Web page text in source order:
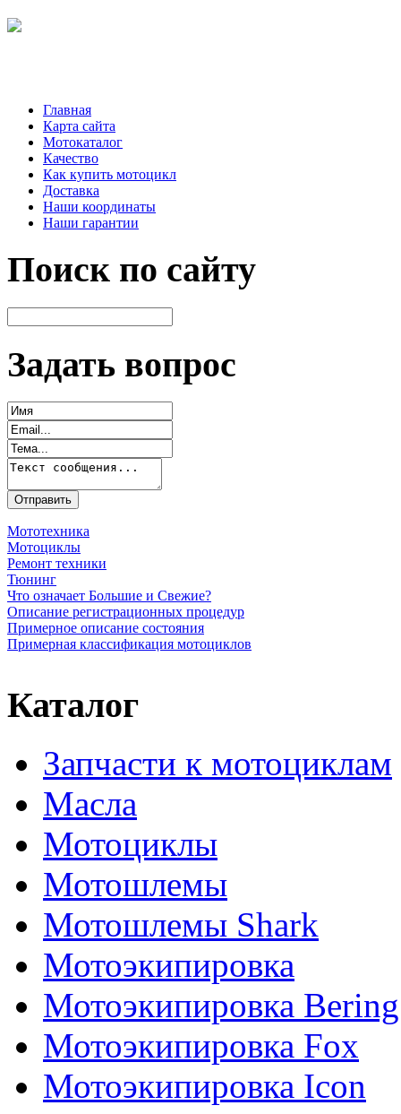
Главная
Карта сайта
Мотокаталог
Качество
Как купить мотоцикл
Доставка
Наши координаты
Наши гарантии
Поиск по сайту
Задать вопрос
Мототехника
Мотоциклы
Ремонт техники
Тюнинг
Что означает Большие и Свежие?
Описание регистрационных процедур
Примерное описание состояния
Примерная классификация мотоциклов
Каталог
Запчасти к мотоциклам
Масла
Мотоциклы
Мотошлемы
Мотошлемы Shark
Мотоэкипировка
Мотоэкипировка Bering
Мотоэкипировка Fox
Мотоэкипировка Icon